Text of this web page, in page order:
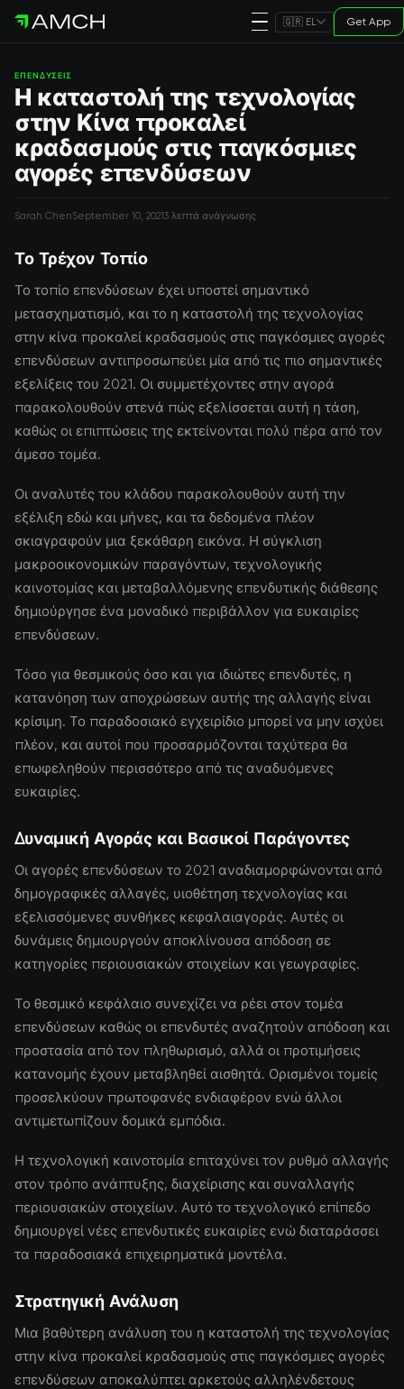
🇬🇷 EL Get App
ΕΠΕΝΔΎΣΕΙΣ
Η καταστολή της τεχνολογίας
στην Κίνα προκαλεί
κραδασμούς στις παγκόσμιες
αγορές επενδύσεων
Sarah ChenSeptember 10, 20213 λεπτά ανάγνωσης
Το Τρέχον Τοπίο
Το τοπίο επενδύσεων έχει υποστεί σημαντικό
μετασχηματισμό, και το η καταστολή της τεχνολογίας
στην κίνα προκαλεί κραδασμούς στις παγκόσμιες αγορές
επενδύσεων αντιπροσωπεύει μία από τις πιο σημαντικές
εξελίξεις του 2021. Οι συμμετέχοντες στην αγορά
παρακολουθούν στενά πώς εξελίσσεται αυτή η τάση,
καθώς οι επιπτώσεις της εκτείνονται πολύ πέρα από τον
άμεσο τομέα.
Οι αναλυτές του κλάδου παρακολουθούν αυτή την
εξέλιξη εδώ και μήνες, και τα δεδομένα πλέον
σκιαγραφούν μια ξεκάθαρη εικόνα. Η σύγκλιση
μακροοικονομικών παραγόντων, τεχνολογικής
καινοτομίας και μεταβαλλόμενης επενδυτικής διάθεσης
δημιούργησε ένα μοναδικό περιβάλλον για ευκαιρίες
επενδύσεων.
Τόσο για θεσμικούς όσο και για ιδιώτες επενδυτές, η
κατανόηση των αποχρώσεων αυτής της αλλαγής είναι
κρίσιμη. Το παραδοσιακό εγχειρίδιο μπορεί να μην ισχύει
πλέον, και αυτοί που προσαρμόζονται ταχύτερα θα
επωφεληθούν περισσότερο από τις αναδυόμενες
ευκαιρίες.
Δυναμική Αγοράς και Βασικοί Παράγοντες
Οι αγορές επενδύσεων το 2021 αναδιαμορφώνονται από
δημογραφικές αλλαγές, υιοθέτηση τεχνολογίας και
εξελισσόμενες συνθήκες κεφαλαιαγοράς. Αυτές οι
δυνάμεις δημιουργούν αποκλίνουσα απόδοση σε
κατηγορίες περιουσιακών στοιχείων και γεωγραφίες.
Το θεσμικό κεφάλαιο συνεχίζει να ρέει στον τομέα
επενδύσεων καθώς οι επενδυτές αναζητούν απόδοση και
προστασία από τον πληθωρισμό, αλλά οι προτιμήσεις
κατανομής έχουν μεταβληθεί αισθητά. Ορισμένοι τομείς
προσελκύουν πρωτοφανές ενδιαφέρον ενώ άλλοι
αντιμετωπίζουν δομικά εμπόδια.
Η τεχνολογική καινοτομία επιταχύνει τον ρυθμό αλλαγής
στον τρόπο ανάπτυξης, διαχείρισης και συναλλαγής
περιουσιακών στοιχείων. Αυτό το τεχνολογικό επίπεδο
δημιουργεί νέες επενδυτικές ευκαιρίες ενώ διαταράσσει
τα παραδοσιακά επιχειρηματικά μοντέλα.
Στρατηγική Ανάλυση
Μια βαθύτερη ανάλυση του η καταστολή της τεχνολογίας
στην κίνα προκαλεί κραδασμούς στις παγκόσμιες αγορές
επενδύσεων αποκαλύπτει αρκετούς αλληλένδετους